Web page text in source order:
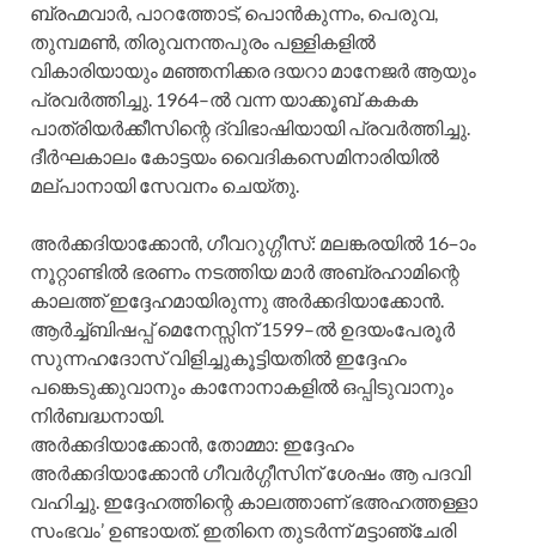
ബ്രഹ്മവാര്‍, പാറത്തോട്‌, പൊന്‍കുന്നം, പെരുവ,
തുമ്പമണ്‍, തിരുവനന്തപുരം പള്ളികളില്‍
വികാരിയായും മഞ്ഞനിക്കര ദയറാ മാനേജര്‍ ആയും
പ്രവര്‍ത്തിച്ചു. 1964–ല്‍ വന്ന യാക്കൂബ്‌ കകക
പാത്രിയര്‍ക്കീസിന്റെ ദ്വിഭാഷിയായി പ്രവര്‍ത്തിച്ചു.
ദീര്‍ഘകാലം കോട്ടയം വൈദികസെമിനാരിയില്‍
മല്‌പാനായി സേവനം ചെയ്‌തു.
അര്‍ക്കദിയാക്കോന്‍, ഗീവറുഗ്ഗീസ്‌: മലങ്കരയില്‍ 16–ാം
നൂറ്റാണ്ടില്‍ ഭരണം നടത്തിയ മാര്‍ അബ്രഹാമിന്റെ
കാലത്ത്‌ ഇദ്ദേഹമായിരുന്നു അര്‍ക്കദിയാക്കോന്‍.
ആര്‍ച്ച്‌ബിഷപ്പ്‌ മെനേസ്സിന്‌ 1599–ല്‍ ഉദയംപേരൂര്‍
സുന്നഹദോസ്‌ വിളിച്ചുകൂട്ടിയതില്‍ ഇദ്ദേഹം
പങ്കെടുക്കുവാനും കാനോനാകളില്‍ ഒപ്പിടുവാനും
നിര്‍ബദ്ധനായി.
അര്‍ക്കദിയാക്കോന്‍, തോമ്മാ: ഇദ്ദേഹം
അര്‍ക്കദിയാക്കോന്‍ ഗീവര്‍ഗ്ഗീസിന്‌ ശേഷം ആ പദവി
വഹിച്ചു. ഇദ്ദേഹത്തിന്റെ കാലത്താണ്‌ ഭഅഹത്തള്ളാ
സംഭവം’ ഉണ്ടായത്‌. ഇതിനെ തുടര്‍ന്ന്‌ മട്ടാഞ്ചേരി